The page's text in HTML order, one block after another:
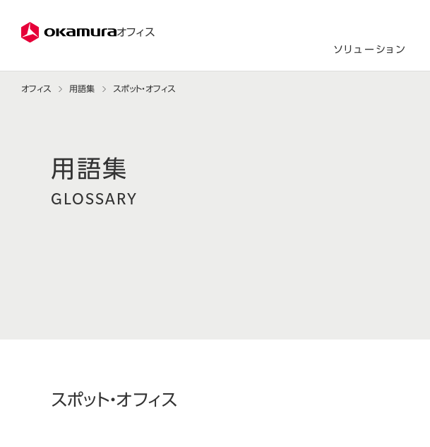
オフィス
ソリューション
オフィス 用語集 スポット・オフィス
GLOSSARY
スポット・オフィス